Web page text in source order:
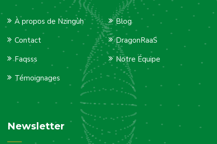
À propos de Nzingùh
Blog
Contact
DragonRaaS
Faqsss
Notre Équipe
Témoignages
Newsletter